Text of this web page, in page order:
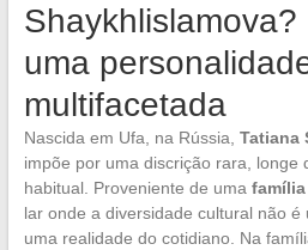
uma
multifacetada
Nascida em Ufa, na Rússia, Tatiana
impõe por uma discrição rara, longe
habitual. Proveniente de uma
lar onde a diversidade cultural não
uma realidade do cotidiano. Na